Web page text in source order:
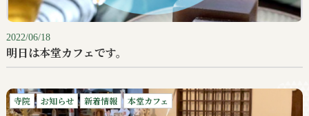
2022/06/18
明日は本堂カフェです。
寺院 お知らせ 新着情報 本堂カフェ